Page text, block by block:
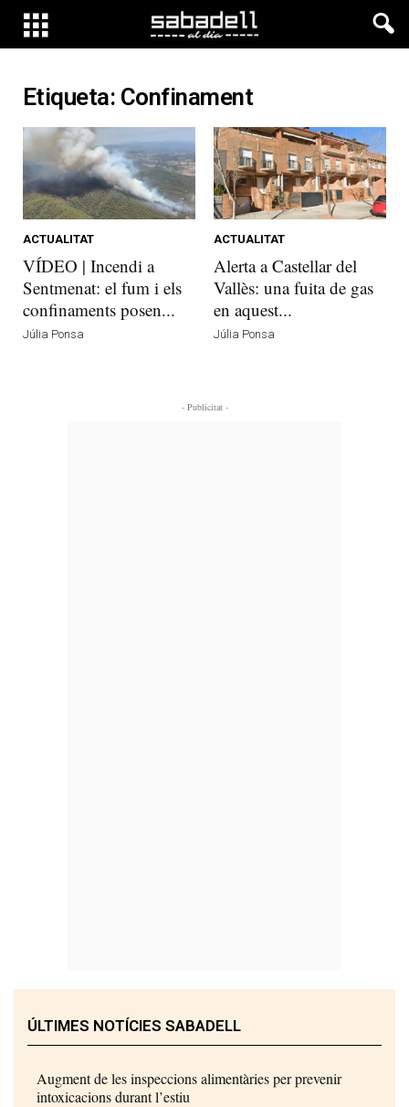
Etiqueta: Confinament
ACTUALITAT
VÍDEO | Incendi a
Sentmenat: el fum i els
confinaments posen...
Júlia Ponsa
ACTUALITAT
Alerta a Castellar del
Vallès: una fuita de gas
en aquest...
Júlia Ponsa
- Publicitat -
ÚLTIMES NOTÍCIES SABADELL
Augment de les inspeccions alimentàries per prevenir
intoxicacions durant l’estiu